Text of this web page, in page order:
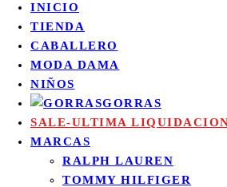
INICIO
TIENDA
CABALLERO
MODA DAMA
NIÑOS
GORRAS
SALE-ULTIMA
MARCAS
RALPH LAUREN
TOMMY HILFIGER